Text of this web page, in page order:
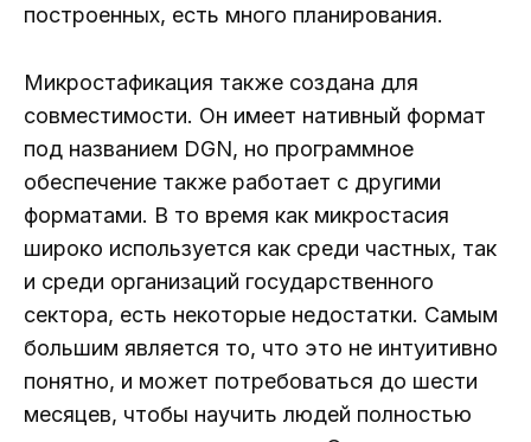
построенных, есть много планирования.
Микростафикация также создана для
совместимости. Он имеет нативный формат
под названием DGN, но программное
обеспечение также работает с другими
форматами. В то время как микростасия
широко используется как среди частных, так
и среди организаций государственного
сектора, есть некоторые недостатки. Самым
большим является то, что это не интуитивно
понятно, и может потребоваться до шести
месяцев, чтобы научить людей полностью